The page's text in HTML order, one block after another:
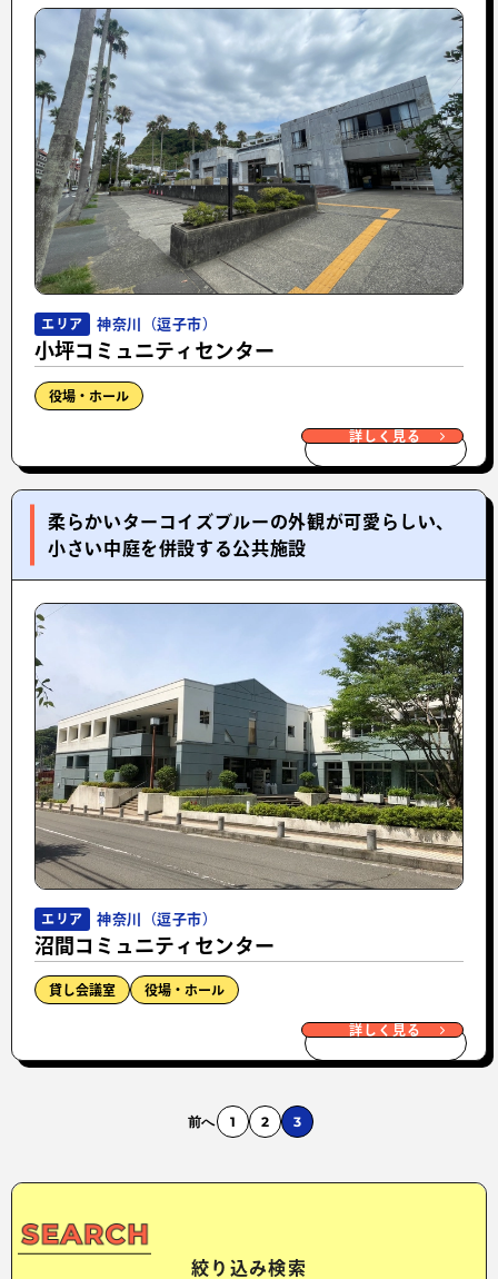
エリア 神奈川（逗子市）
小坪コミュニティセンター
役場・ホール
詳しく見る
柔らかいターコイズブルーの外観が可愛らしい、
小さい中庭を併設する公共施設
エリア 神奈川（逗子市）
沼間コミュニティセンター
貸し会議室 役場・ホール
詳しく見る
前へ 1 2 3
絞り込み検索